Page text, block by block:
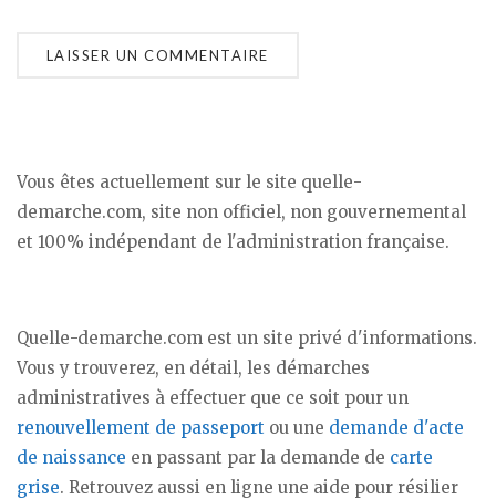
Vous êtes actuellement sur le site quelle-
demarche.com, site non officiel, non gouvernemental
et 100% indépendant de l'administration française.
Quelle-demarche.com est un site privé d'informations.
Vous y trouverez, en détail, les démarches
administratives à effectuer que ce soit pour un
renouvellement de passeport ou une demande d'acte
de naissance en passant par la demande de carte
grise. Retrouvez aussi en ligne une aide pour résilier